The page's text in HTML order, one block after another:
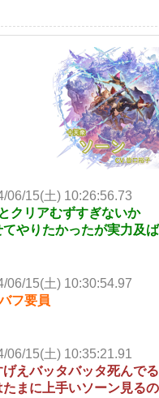
06/15(土) 10:26:56.73
クリアむずすぎないか
やりたかったが実力及
06/15(土) 10:30:54.97
フ要員
06/15(土) 10:35:21.91
えバッタバッタ死んで
まに上手いソーン見る